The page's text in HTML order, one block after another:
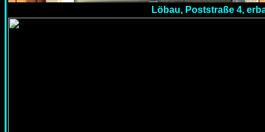
Löbau, Poststraße 4,